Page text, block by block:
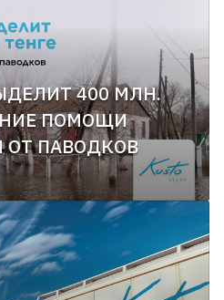
400 МЛН.
ПОМОЩИ
ПАВОДКОВ